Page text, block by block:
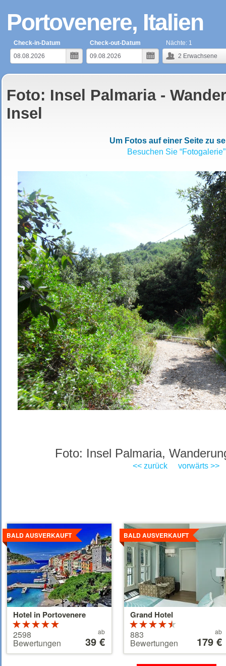
Portovenere, Italien
Check-in-Datum
Check-out-Datum
2 Erwachsene
Nächte: 1
Foto: Insel Palmaria -
Insel
Um Fotos auf einer Seite zu
Besuchen Sie “Fotogalerie”
Foto: Insel Palmaria,
<< zurück vorwärts >>
Hotel in Portovenere
BALD AUSVERKAUFT
5 von 5
Sternen
2598
Bewertungen
ab
39 €
Details
ansehen
Grand Hotel
BALD AUSVERKAUFT
4.5 von 5
Sternen
883
Bewertungen 179 €
ab
179 €
Details
ansehen